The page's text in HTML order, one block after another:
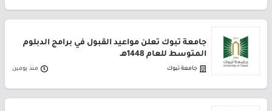
جامعة تبوك تعلن مواعيد القبول في برامج الدبلوم
المتوسط للعام 1448هـ
جامعة تبوك منذ يومين